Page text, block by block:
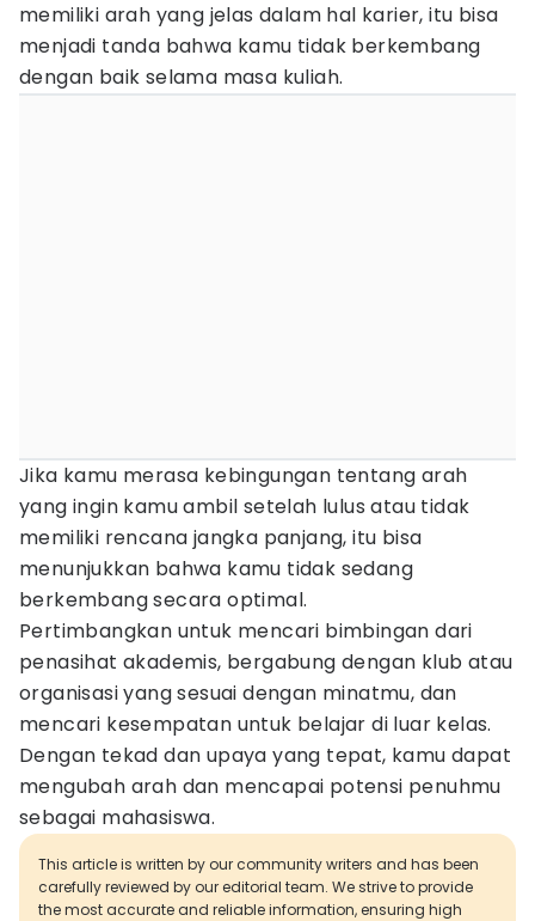
memiliki arah yang jelas dalam hal karier, itu bisa
menjadi tanda bahwa kamu tidak berkembang
dengan baik selama masa kuliah.
Jika kamu merasa kebingungan tentang arah
yang ingin kamu ambil setelah lulus atau tidak
memiliki rencana jangka panjang, itu bisa
menunjukkan bahwa kamu tidak sedang
berkembang secara optimal.
Pertimbangkan untuk mencari bimbingan dari
penasihat akademis, bergabung dengan klub atau
organisasi yang sesuai dengan minatmu, dan
mencari kesempatan untuk belajar di luar kelas.
Dengan tekad dan upaya yang tepat, kamu dapat
mengubah arah dan mencapai potensi penuhmu
sebagai mahasiswa.
This article is written by our community writers and has been
carefully reviewed by our editorial team. We strive to provide
the most accurate and reliable information, ensuring high